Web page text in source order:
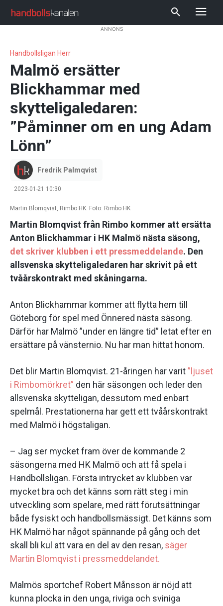
ANNONS
Handbollsligan Herr
Malmö ersätter
Blickhammar med
skytteligaledaren:
”Påminner om en ung Adam
Lönn”
Fredrik Palmqvist
2023-01-21 10:30
Martin Blomqvist, Rimbo HK. Foto: Rimbo HK
Martin Blomqvist från Rimbo kommer att ersätta
Anton Blickhammar i HK Malmö nästa säsong,
det skriver klubben i ett pressmeddelande. Den
allsvenska skytteligaledaren har skrivit på ett
tvåårskontrakt med skåningarna.
Anton Blickhammar kommer att flytta hem till
Göteborg för spel med Önnered nästa säsong.
Därför har Malmö ”under en längre tid” letat efter en
ersättare på vänsternio. Nu har man hittat honom.
Det blir Martin Blomqvist. 21-åringen har varit”ljuset
i Rimbomörkret” den här säsongen och leder den
allsvenska skytteligan, dessutom med enbart
spelmål. Prestationerna har gett ett tvåårskontrakt
med Malmö i högstaligan.
– Jag ser mycket fram över de kommande 2
säsongerna med HK Malmö och att få spela i
Handbollsligan. Första intrycket av klubben var
mycket bra och det känns som rätt steg i min
utveckling som spelare, med rätt förutsättningar
både fysiskt och handbollsmässigt. Det känns som
HK Malmö har något spännande på gång och det
skall bli kul att vara en del av den resan, säger
Martin Blomqvist i pressmeddelandet.
Malmös sportchef Robert Månsson är nöjd att
kunna plocka in den unga, riviga och sviniga